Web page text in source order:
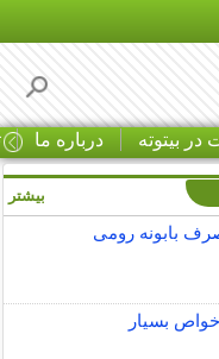
در بیتوته درباره ما
بابونه رومی
خواص بسیار
بیشتر